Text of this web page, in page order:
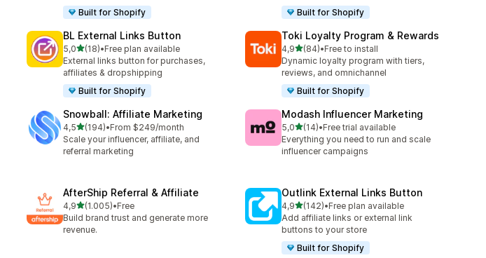
Built for Shopify
Built for Shopify
BL External Links Button
5,05 yıldız üzerinden
(18)
toplam 18 değerlendirme
•Free plan available
External links button for purchases,
affiliates & dropshipping
Built for Shopify
Toki Loyalty Program & Rewards
4,95 yıldız üzerinden
(84)
toplam 84 değerlendirme
•Free to install
Dynamic loyalty program with tiers,
reviews, and omnichannel
Built for Shopify
Snowball: Affiliate Marketing
4,55 yıldız üzerinden
(194)
toplam 194 değerlendirme
•From $249/month
Scale your influencer, affiliate, and
referral marketing
Modash Influencer Marketing
5,05 yıldız üzerinden
(14)
toplam 14 değerlendirme
•Free trial available
Everything you need to run and scale
influencer campaigns
AfterShip Referral & Affiliate
4,95 yıldız üzerinden
(1.005)
toplam 1005 değerlendirme
•Free
Build brand trust and generate more
revenue.
Outlink External Links Button
4,95 yıldız üzerinden
(142)
toplam 142 değerlendirme
•Free plan available
Add affiliate links or external link
buttons to your store
Built for Shopify